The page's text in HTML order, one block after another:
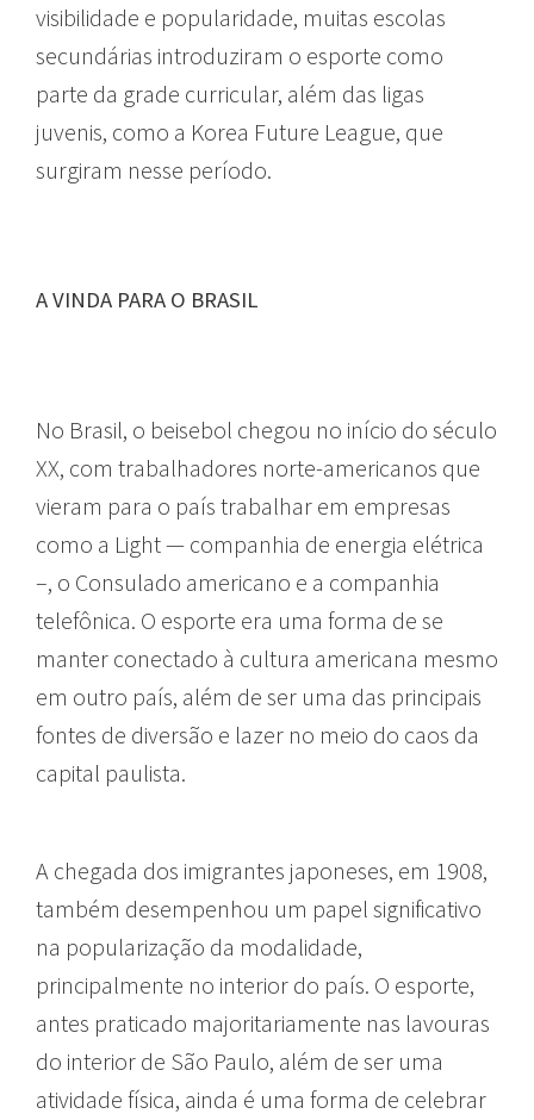
visibilidade e popularidade, muitas escolas
secundárias introduziram o esporte como
parte da grade curricular, além das ligas
juvenis, como a Korea Future League, que
surgiram nesse período.
A VINDA PARA O BRASIL
No Brasil, o beisebol chegou no início do século
XX, com trabalhadores norte-americanos que
vieram para o país trabalhar em empresas
como a Light — companhia de energia elétrica
–, o Consulado americano e a companhia
telefônica. O esporte era uma forma de se
manter conectado à cultura americana mesmo
em outro país, além de ser uma das principais
fontes de diversão e lazer no meio do caos da
capital paulista.
A chegada dos imigrantes japoneses, em 1908,
também desempenhou um papel significativo
na popularização da modalidade,
principalmente no interior do país. O esporte,
antes praticado majoritariamente nas lavouras
do interior de São Paulo, além de ser uma
atividade física, ainda é uma forma de celebrar